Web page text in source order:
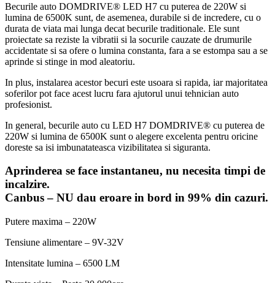
Becurile auto DOMDRIVE® LED H7 cu puterea de 220W si
lumina de 6500K sunt, de asemenea, durabile si de incredere, cu o
durata de viata mai lunga decat becurile traditionale. Ele sunt
proiectate sa reziste la vibratii si la socurile cauzate de drumurile
accidentate si sa ofere o lumina constanta, fara a se estompa sau a se
aprinde si stinge in mod aleatoriu.
In plus, instalarea acestor becuri este usoara si rapida, iar majoritatea
soferilor pot face acest lucru fara ajutorul unui tehnician auto
profesionist.
In general, becurile auto cu LED H7 DOMDRIVE® cu puterea de
220W si lumina de 6500K sunt o alegere excelenta pentru oricine
doreste sa isi imbunatateasca vizibilitatea si siguranta.
Aprinderea se face instantaneu, nu necesita timpi de
incalzire.
Canbus – NU dau eroare in bord in 99% din cazuri.
Putere maxima – 220W
Tensiune alimentare – 9V-32V
Intensitate lumina – 6500 LM